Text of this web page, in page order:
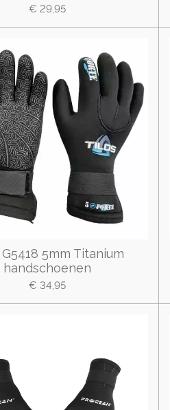
€ 29,95
5mm Titanium
handschoenen
€ 34,95